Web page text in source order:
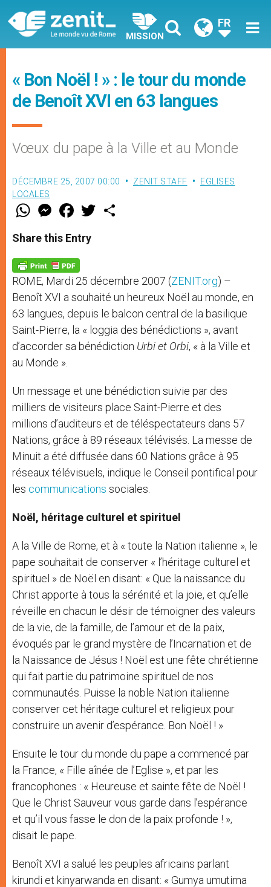
MISSION
FR
« Bon Noël ! » : le tour du monde
de Benoît XVI en 63 langues
Vœux du pape à la Ville et au Monde
DÉCEMBRE 25, 2007 00:00 ZENIT STAFF
EGLISES
LOCALES
W
t
s
p
p
M
e
s
e
g
e
r
F
a
e
b
o
k
w
Share this Entry
ROME, Mardi 25 décembre 2007 (ZENIT.org) –
Benoît XVI a souhaité un heureux Noël au monde, en
63 langues, depuis le balcon central de la basilique
Saint-Pierre, la « loggia des bénédictions », avant
d’accorder sa bénédiction Urbi et Orbi, « à la Ville et
au Monde ».
Un message et une bénédiction suivie par des
milliers de visiteurs place Saint-Pierre et des
millions d’auditeurs et de téléspectateurs dans 57
Nations, grâce à 89 réseaux télévisés. La messe de
Minuit a été diffusée dans 60 Nations grâce à 95
réseaux télévisuels, indique le Conseil pontifical pour
les communications sociales.
Noël, héritage culturel et spirituel
A la Ville de Rome, et à « toute la Nation italienne », le
pape souhaitait de conserver « l’héritage culturel et
spirituel » de Noël en disant: « Que la naissance du
Christ apporte à tous la sérénité et la joie, et qu’elle
réveille en chacun le désir de témoigner des valeurs
de la vie, de la famille, de l’amour et de la paix,
évoqués par le grand mystère de l’Incarnation et de
la Naissance de Jésus ! Noël est une fête chrétienne
qui fait partie du patrimoine spirituel de nos
communautés. Puisse la noble Nation italienne
conserver cet héritage culturel et religieux pour
construire un avenir d’espérance. Bon Noël ! »
Ensuite le tour du monde du pape a commencé par
la France, « Fille aînée de l’Eglise », et par les
francophones : « Heureuse et sainte fête de Noël !
Que le Christ Sauveur vous garde dans l’espérance
et qu’il vous fasse le don de la paix profonde ! »,
disait le pape.
Benoît XVI a salué les peuples africains parlant
kirundi et kinyarwanda en disant: « Gumya umutima